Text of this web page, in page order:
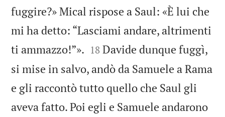
fuggire?» Mical rispose a Saul: «È lui che
mi ha detto: “Lasciami andare, altrimenti
ti ammazzo!”». 

18 Davide dunque fuggì,
si mise in salvo, andò da Samuele a Rama
e gli raccontò tutto quello che Saul gli
aveva fatto. Poi egli e Samuele andarono